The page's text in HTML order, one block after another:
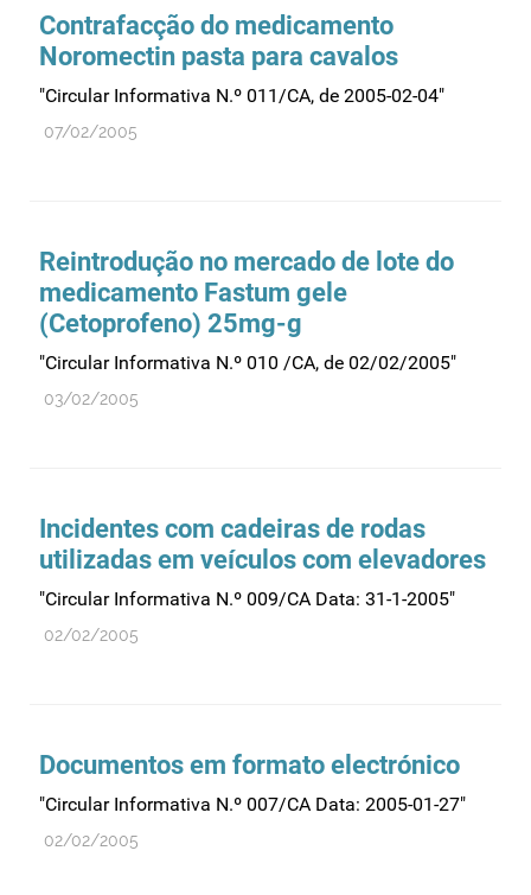
Informação estatística
Informação institucional
Locais de venda
Manutenção no mercado
Medicamentos de uso humano
Medicamentos genéricos
Planeamento
Publicidade
Qualidade e normalização
Reações adversas
Contrafacção do medicamento
Noromectin pasta para cavalos
"Circular Informativa N.º 011/CA, de 2005-02-04"
07/02/2005
Reintrodução no mercado de lote do
medicamento Fastum gele
(Cetoprofeno) 25mg-g
"Circular Informativa N.º 010 /CA, de 02/02/2005"
03/02/2005
Incidentes com cadeiras de rodas
utilizadas em veículos com elevadores
"Circular Informativa N.º 009/CA Data: 31-1-2005"
02/02/2005
Documentos em formato electrónico
"Circular Informativa N.º 007/CA Data: 2005-01-27"
02/02/2005